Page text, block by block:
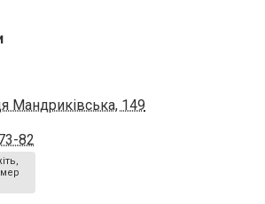
Мандриківська, 149
82